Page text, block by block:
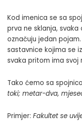
Kod imenica se sa
prva ne sklanja,
označuju jedan
sastavnice kojima se
svaka pritom ima svoj
Tako ćemo sa
toki; metar-dva,
Primjer: Fakultet se